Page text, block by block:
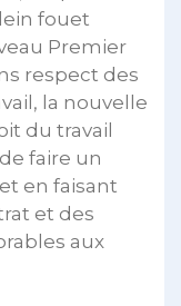
fouet
Premier
respect des
la nouvelle
du travail
faire un
en faisant
et des
aux